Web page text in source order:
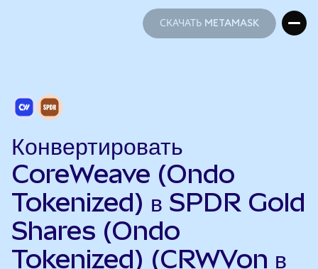
СКАЧАТЬ METAMASK
Конвертировать
CoreWeave (Ondo
Tokenized) в SPDR Gold
Shares (Ondo
Tokenized) (CRWVon в